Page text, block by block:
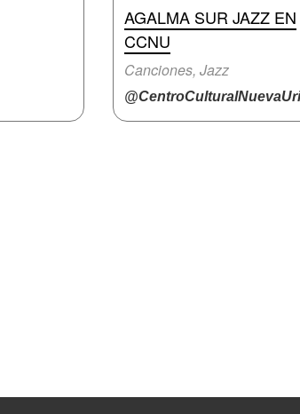
AGALMA SUR JAZZ EN
CCNU
Canciones, Jazz